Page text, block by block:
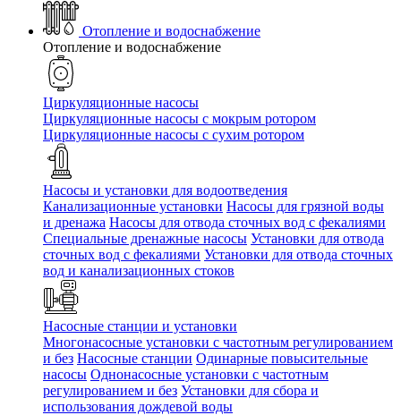
Отопление и водоснабжение
Отопление и водоснабжение
Циркуляционные насосы
Циркуляционные насосы с мокрым ротором
Циркуляционные насосы с сухим ротором
Насосы и установки для водоотведения
Канализационные установки Насосы для грязной воды
и дренажа Насосы для отвода сточных вод c фекалиями
Специальные дренажные насосы Установки для отвода
сточных вод c фекалиями Установки для отвода сточных
вод и канализационных стоков
Насосные станции и установки
Многонасосные установки с частотным регулированием
и без Насосные станции Одинарные повысительные
насосы Однонасосные установки с частотным
регулированием и без Установки для сбора и
использования дождевой воды